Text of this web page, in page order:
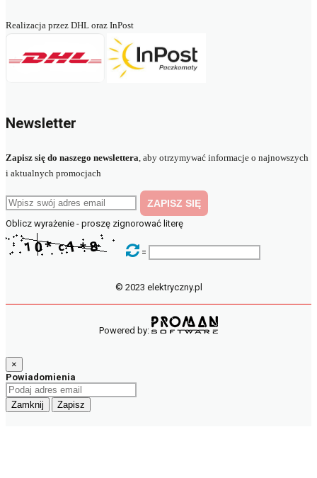
Realizacja przez DHL oraz InPost
Newsletter
Zapisz się do naszego newslettera , aby otrzymywać informacje o najnowszych
i aktualnych promocjach
Oblicz wyrażenie - proszę zignorować literę
=
© 2023 elektryczny.pl
Powered by:
×
Powiadomienia
Zamknij Zapisz